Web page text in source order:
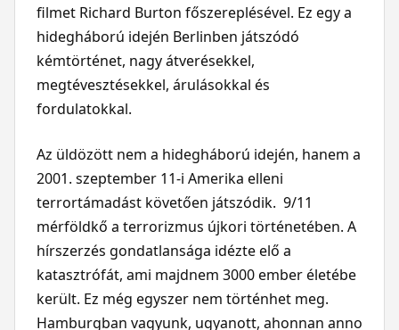
filmet Richard Burton főszereplésével. Ez egy a
hidegháború idején Berlinben játszódó
kémtörténet, nagy átverésekkel,
megtévesztésekkel, árulásokkal és
fordulatokkal.
Az üldözött nem a hidegháború idején, hanem a
2001. szeptember 11-i Amerika elleni
terrortámadást követően játszódik. 9/11
mérföldkő a terrorizmus újkori történetében. A
hírszerzés gondatlansága idézte elő a
katasztrófát, ami majdnem 3000 ember életébe
került. Ez még egyszer nem történhet meg.
Hamburgban vagyunk, ugyanott, ahonnan anno